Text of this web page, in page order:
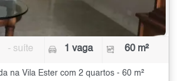
- suíte 1 vaga 60 m²
na Vila Ester com 2 quartos - 60 m²